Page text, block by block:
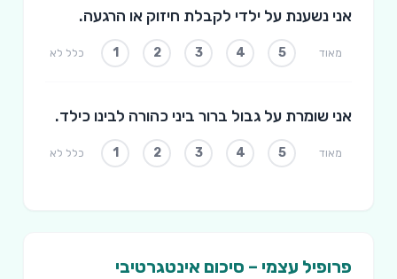
אני נשענת על ילדי לקבלת חיזוק או הרגעה.
כלל לא 1 2 3 4 5 מאוד
אני שומרת על גבול ברור ביני כהורה לבינו כילד.
כלל לא 1 2 3 4 5 מאוד
פרופיל עצמי – סיכום אינטגרטיבי